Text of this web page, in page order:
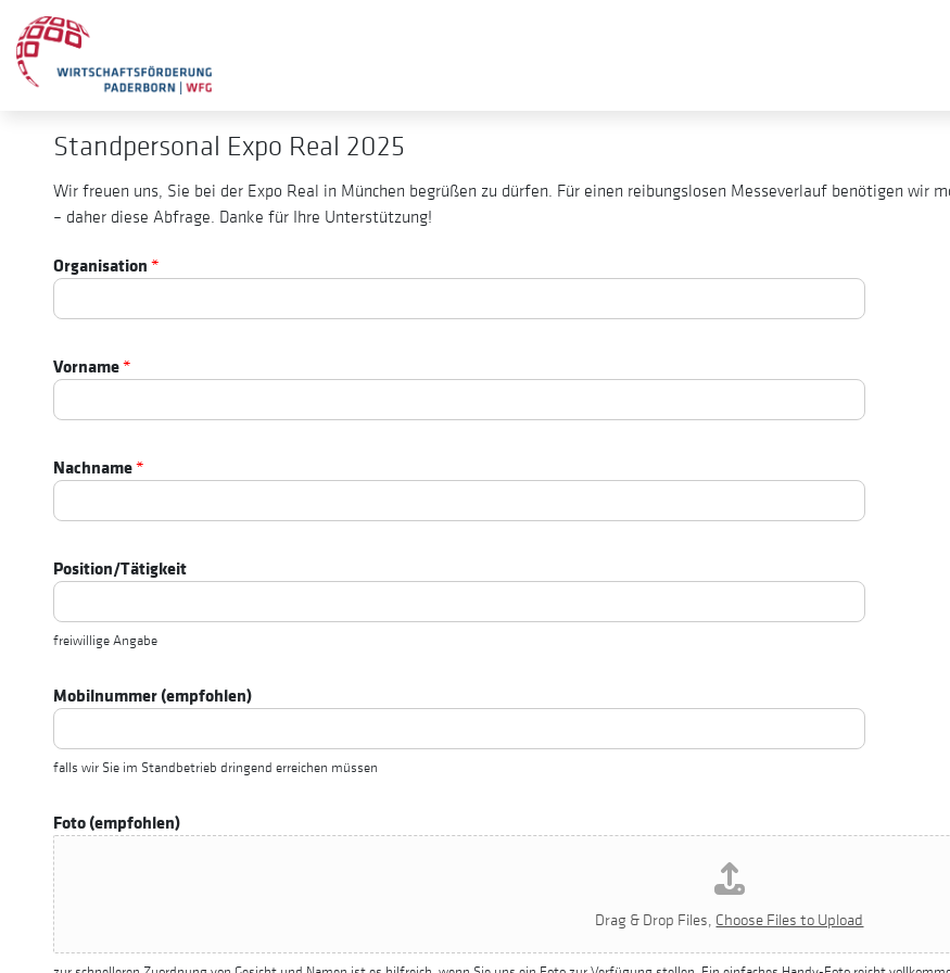
Standpersonal Expo Real 2025
Wir freuen uns, Sie bei der Expo Real in München begrüßen zu dürfen. Für einen reibungslosen Messeverlauf benötigen wir
– daher diese Abfrage. Danke für Ihre Unterstützung!
Organisation*
Vorname*
Nachname*
Position/Tätigkeit
freiwillige Angabe
Mobilnummer (empfohlen)
falls wir Sie im Standbetrieb dringend erreichen müssen
Foto (empfohlen)
Drag & Drop Files, Choose Files to Upload